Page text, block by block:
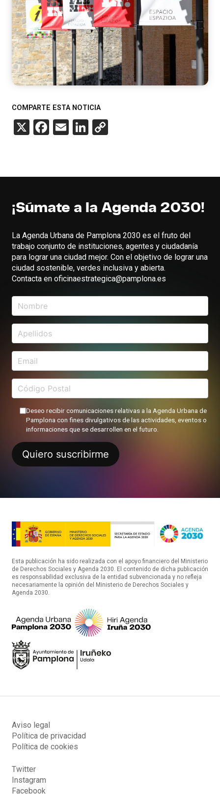
COMPARTE ESTA NOTICIA
X Facebook
EmailLinkedIn
¡Súmate a la Agenda 2030!
La Agenda Urbana de Pamplona 2030 es el fruto del
trabajo conjunto de instituciones, agentes y ciudadanía
para lograr una ciudad mejor. Con el objetivo de lograr una
ciudad sostenible, verdes inclusiva y abierta.
Contacta en oficinaestrategica@pamplona.es
Deseo recibir comunicaciones relativas a la Agenda Urbana de
Pamplona con fines divulgativos de las actividades, eventos o
informaciones que se desarrollen en el futuro.
Esta publicación ha sido realizada con el apoyo financiero del Ministerio
de Derechos Sociales y Agenda 2030. El contenido de dicha publicación
es responsabilidad exclusiva de la entidad subvencionada y no refleja
necesariamente la opinión del Ministerio de Derechos Sociales y
Agenda 2030.
Aviso legal
Política de privacidad
Política de cookies
Twitter
Instagram
Facebook